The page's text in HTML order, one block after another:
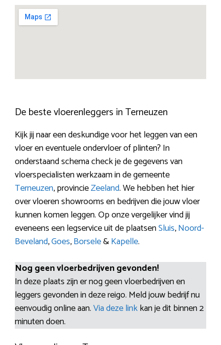
De beste vloerenleggers in Terneuzen
Kijk jij naar een deskundige voor het leggen van een
vloer en eventuele ondervloer of plinten? In
onderstaand schema check je de gegevens van
vloerspecialisten werkzaam in de gemeente
Terneuzen, provincieZeeland. We hebben het hier
over vloeren showrooms en bedrijven die jouw vloer
kunnen komen leggen. Op onze vergelijker vind jij
eveneens een legservice uit de plaatsenSluis,Noord-
Beveland,Goes,Borsele&Kapelle.
Nog geen vloerbedrijven gevonden!
In deze plaats zijn er nog geen vloerbedrijven en
leggers gevonden in deze reigo. Meld jouw bedrijf nu
eenvoudig online aan.Via deze linkkan je dit binnen 2
minuten doen.